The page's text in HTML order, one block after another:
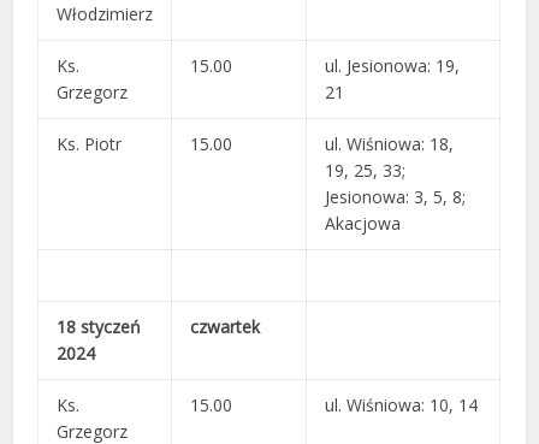
Włodzimierz
Ks.
Grzegorz
15.00
ul. Jesionowa: 19,
21
Ks. Piotr 15.00
ul. Wiśniowa: 18,
19, 25, 33;
Jesionowa: 3, 5, 8;
Akacjowa
18 styczeń
2024
czwartek
Ks.
Grzegorz
15.00 ul. Wiśniowa: 10, 14